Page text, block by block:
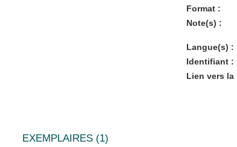
Format :
Note(s) :
Langue(s) :
Identifiant :
Lien vers la
EXEMPLAIRES (1)